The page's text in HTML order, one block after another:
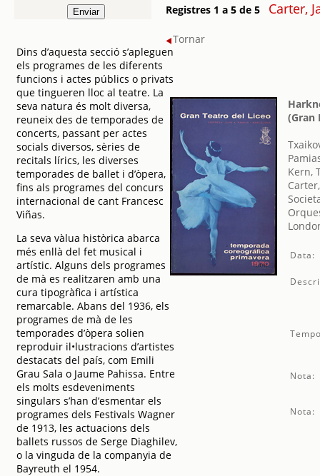
Dins d’aquesta secció s’apleguen
els programes de les diferents
funcions i actes públics o privats
que tingueren lloc al teatre. La
seva natura és molt diversa,
reuneix des de temporades de
concerts, passant per actes
socials diversos, sèries de
recitals lírics, les diverses
temporades de ballet i d’òpera,
fins als programes del concurs
internacional de cant Francesc
Viñas.
La seva vàlua històrica abarca
més enllà del fet musical i
artístic. Alguns dels programes
de mà es realitzaren amb una
cura tipogràfica i artística
remarcable. Abans del 1936, els
programes de mà de les
temporades d’òpera solien
reproduir il•lustracions d’artistes
destacats del país, com Emili
Grau Sala o Jaume Pahissa. Entre
els molts esdeveniments
singulars s’han d’esmentar els
programes dels Festivals Wagner
de 1913, les actuacions dels
ballets russos de Serge Diaghilev,
o la vinguda de la companyia de
Bayreuth el 1954.
Registres 1 a 5 de 5 Carter,
Tornar
(Gran
Kern,
Data:
Nota:
Nota: